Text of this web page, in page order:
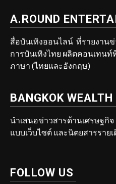
A.ROUND
สื่อบันเทิงออนไลน์ ที่รายงาน
การบันเทิงไทย ผลิตคอนเทน
ภาษา (ไทยและอังกฤษ)
BANGKOK
นำเสนอข่าวสารด้านเศรษฐกิ
แบบเว็บไซต์ และนิตยสารราย
FOLLOW US